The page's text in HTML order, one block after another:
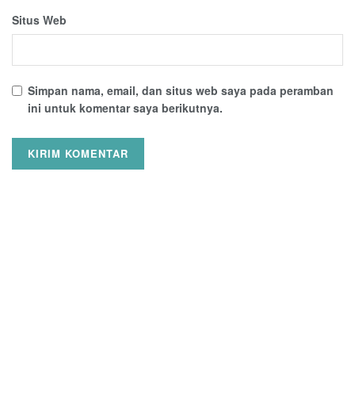
Situs Web
Simpan nama, email, dan situs web saya pada peramban
ini untuk komentar saya berikutnya.